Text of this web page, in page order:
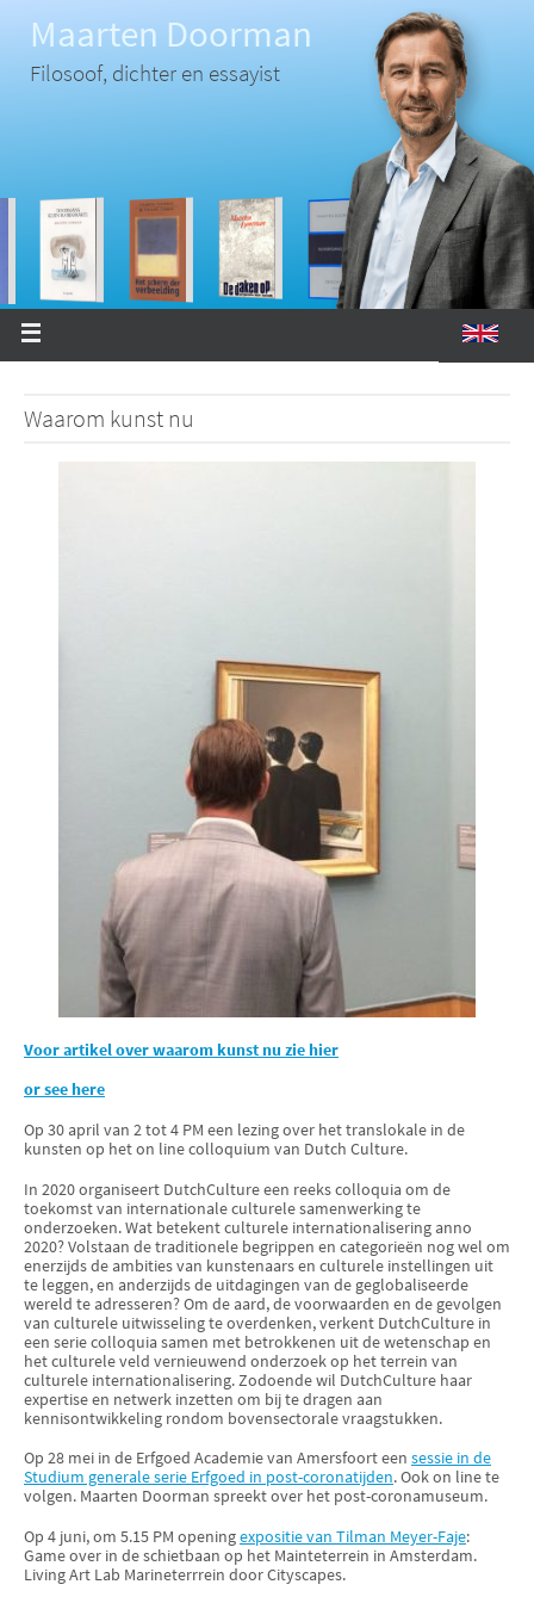
inhoud
Maarten Doorman
Filosoof, dichter en essayist
Waarom kunst nu
Voor artikel over waarom kunst nu zie hier
or see here
Op 30 april van 2 tot 4 PM een lezing over het translokale in de
kunsten op het on line colloquium van Dutch Culture.
In 2020 organiseert DutchCulture een reeks colloquia om de
toekomst van internationale culturele samenwerking te
onderzoeken. Wat betekent culturele internationalisering anno
2020? Volstaan de traditionele begrippen en categorieën nog wel om
enerzijds de ambities van kunstenaars en culturele instellingen uit
te leggen, en anderzijds de uitdagingen van de geglobaliseerde
wereld te adresseren? Om de aard, de voorwaarden en de gevolgen
van culturele uitwisseling te overdenken, verkent DutchCulture in
een serie colloquia samen met betrokkenen uit de wetenschap en
het culturele veld vernieuwend onderzoek op het terrein van
culturele internationalisering. Zodoende wil DutchCulture haar
expertise en netwerk inzetten om bij te dragen aan
kennisontwikkeling rondom bovensectorale vraagstukken.
Op 28 mei in de Erfgoed Academie van Amersfoort een sessie in de
Studium generale serie Erfgoed in post-coronatijden. Ook on line te
volgen. Maarten Doorman spreekt over het post-coronamuseum.
Op 4 juni, om 5.15 PM openingexpositie van Tilman Meyer-Faje:
Game over in de schietbaan op het Mainteterrein in Amsterdam.
Living Art Lab Marineterrrein door Cityscapes.